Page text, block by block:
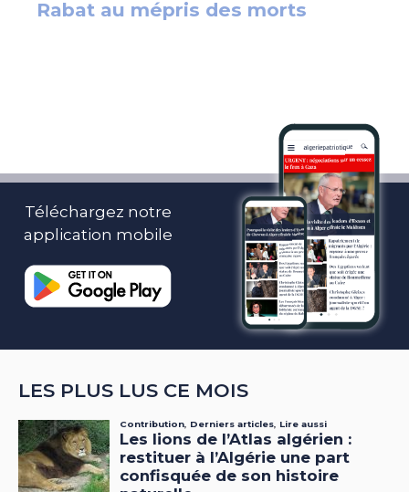
Téléchargez notre
application mobile
LES PLUS LUS CE MOIS